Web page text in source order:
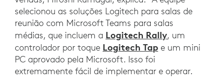
selecionou as soluções Logitech para salas de
reunião com Microsoft Teams para salas
médias, que incluem a Logitech Rally, um
controlador por toque Logitech Tap e um mini
PC aprovado pela Microsoft. Isso foi
extremamente fácil de implementar e operar.